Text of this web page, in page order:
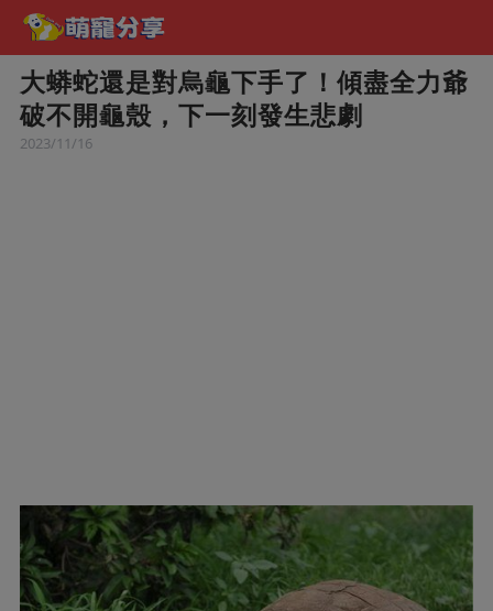
大蟒蛇還是對烏龜下手了！傾盡全力爺
破不開龜殼，下一刻發生悲劇
2023/11/16